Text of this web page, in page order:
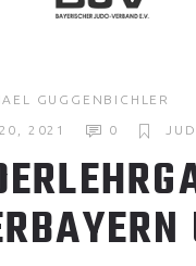
GUGGENBICHLER
2021 0